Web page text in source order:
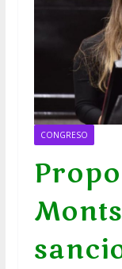
CONGRESO